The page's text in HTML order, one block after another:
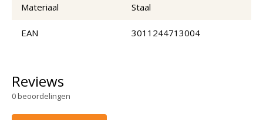
Materiaal Staal
EAN 3011244713004
Reviews
0beoordelingen